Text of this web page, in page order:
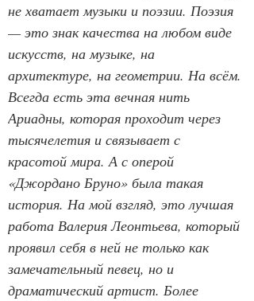
не хватает музыки и поэзии. Поэзия
— это знак качества на любом виде
искусств, на музыке, на
архитектуре, на геометрии. На всём.
Всегда есть эта вечная нить
Ариадны, которая проходит через
тысячелетия и связывает с
красотой мира. А с оперой
«Джордано Бруно» была такая
история. На мой взгляд, это лучшая
работа Валерия Леонтьева, который
проявил себя в ней не только как
замечательный певец, но и
драматический артист. Более